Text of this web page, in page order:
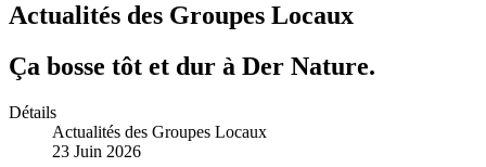
Actualités des Groupes Locaux
Ça bosse tôt et dur à Der Nature.
Détails
Actualités des Groupes Locaux
23 Juin 2026